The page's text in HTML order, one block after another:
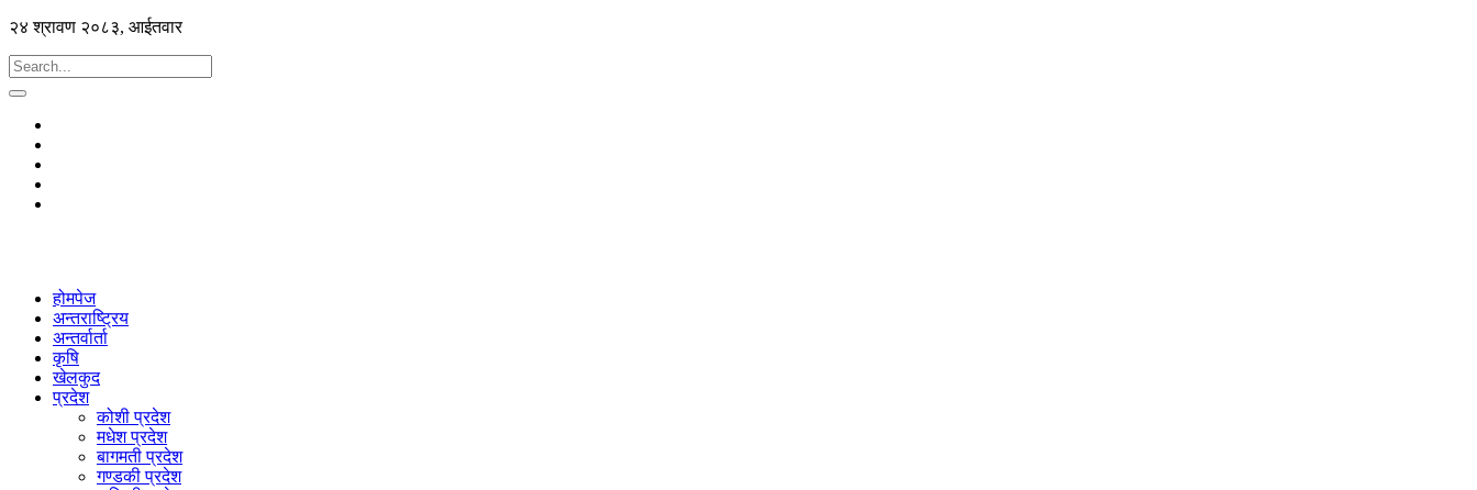
२४ श्रावण २०८३, आईतवार
होमपेज
अन्तराष्ट्रिय
अन्तर्वार्ता
कृषि
खेलकुद
प्रदेश
कोशी प्रदेश
मधेश प्रदेश
बागमती प्रदेश
गण्डकी प्रदेश